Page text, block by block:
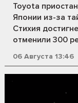
Toyota
Японии из-за
Стихия
отменили 300
06 Августа 13:46